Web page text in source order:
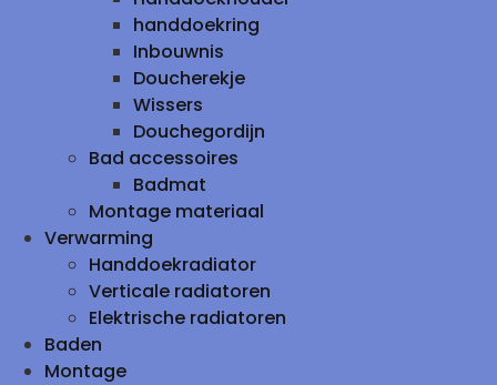
handdoekring
Inbouwnis
Doucherekje
Wissers
Douchegordijn
Bad accessoires
Badmat
Montage materiaal
Verwarming
Handdoekradiator
Verticale radiatoren
Elektrische radiatoren
Baden
Montage